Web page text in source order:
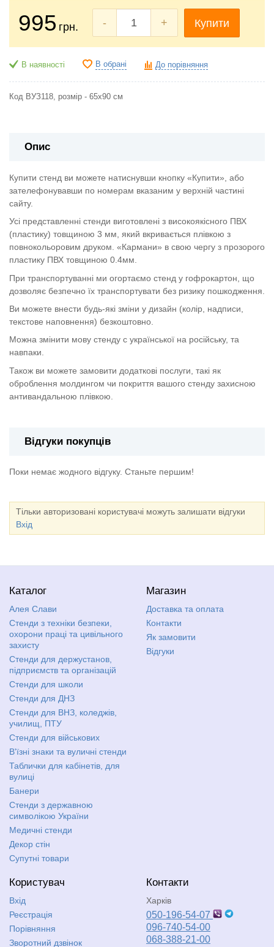
995 грн. - + Купити
В наявності В обрані До порівняння
Код ВУЗ118, розмір - 65х90 см
Опис
Купити стенд ви можете натиснувши кнопку «Купити», або
зателефонувавши по номерам вказаним у верхній частині
сайту.
Усі представленні стенди виготовлені з високоякісного ПВХ
(пластику) товщиною 3 мм, який вкривається плівкою з
повнокольоровим друком. «Кармани» в свою чергу з прозорого
пластику ПВХ товщиною 0.4мм.
При транспортуванні ми огортаємо стенд у гофрокартон, що
дозволяє безпечно їх транспортувати без ризику пошкодження.
Ви можете внести будь-які зміни у дизайн (колір, надписи,
текстове наповнення) безкоштовно.
Можна змінити мову стенду с української на російську, та
навпаки.
Також ви можете замовити додаткові послуги, такі як
оброблення молдингом чи покриття вашого стенду захисною
антивандальною плівкою.
Відгуки покупців
Поки немає жодного відгуку. Станьте першим!
Тільки авторизовані користувачі можуть залишати відгуки
Вхід
Каталог
Алея Слави
Стенди з техніки безпеки,
охорони праці та цивільного
захисту
Стенди для держустанов,
підприємств та організацій
Стенди для школи
Стенди для ДНЗ
Стенди для ВНЗ, коледжів,
училищ, ПТУ
Стенди для військових
В'їзні знаки та вуличні стенди
Таблички для кабінетів, для
вулиці
Банери
Стенди з державною
символікою України
Медичні стенди
Декор стін
Супутні товари
Магазин
Доставка та оплата
Контакти
Як замовити
Відгуки
Користувач
Вхід
Реєстрація
Порівняння
Зворотний дзвінок
Контакти
Харків
050-196-54-07
096-740-54-00
068-388-21-00